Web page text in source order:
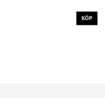
KÖP